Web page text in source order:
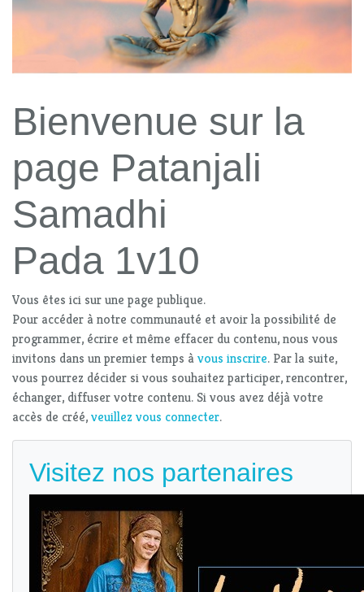
Bienvenue sur la
page Patanjali
Samadhi
Pada 1v10
Vous êtes ici sur une page publique.
Pour accéder à notre communauté et avoir la possibilité de
programmer, écrire et même effacer du contenu, nous vous
invitons dans un premier temps àvous inscrire. Par la suite,
vous pourrez décider si vous souhaitez participer, rencontrer,
échanger, diffuser votre contenu. Si vous avez déjà votre
accès de créé,veuillez vous connecter.
Visitez nos partenaires